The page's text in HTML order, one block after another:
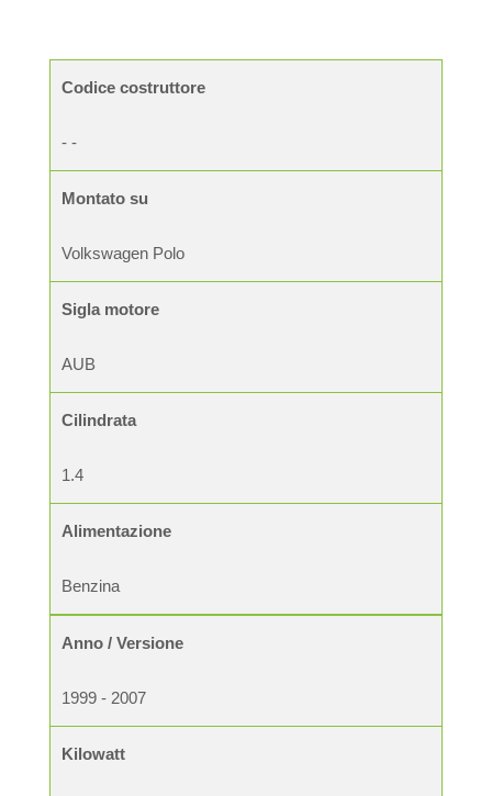
Codice costruttore
- -
Montato su
Volkswagen Polo
Sigla motore
AUB
Cilindrata
1.4
Alimentazione
Benzina
Anno / Versione
1999 - 2007
Kilowatt